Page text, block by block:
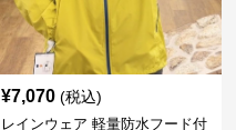
¥7,070 (税込)
レインウェア 軽量防水フード付